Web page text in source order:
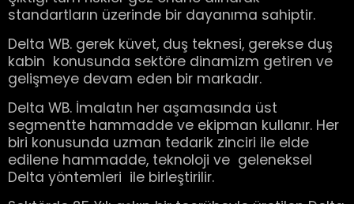
standartların üzerinde bir dayanıma sahiptir.
Delta WB. gerek küvet, duş teknesi, gerekse duş
kabin konusunda sektöre dinamizm getiren ve
gelişmeye devam eden bir markadır.
Delta WB. İmalatın her aşamasında üst
segmentte hammadde ve ekipman kullanır. Her
biri konusunda uzman tedarik zinciri ile elde
edilene hammadde, teknoloji ve geleneksel
Delta yöntemleri ile birleştirilir.